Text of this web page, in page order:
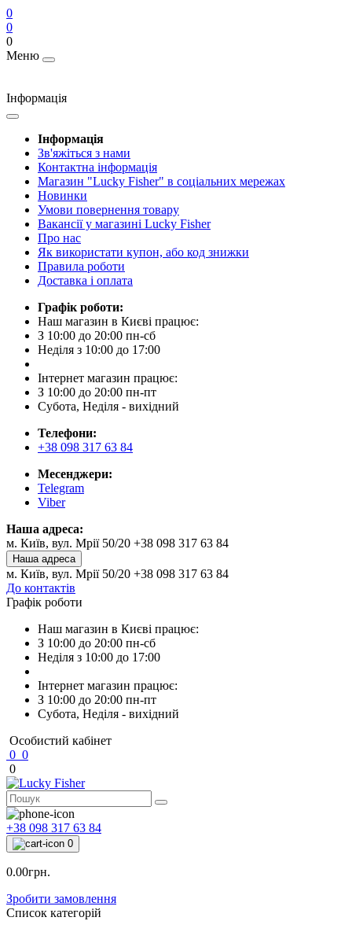
0
0
0
Меню
Інформація
Інформація
Зв'яжіться з нами
Контактна інформація
Магазин "Lucky Fisher" в соціальних мережах
Новинки
Умови повернення товару
Вакансії у магазині Lucky Fisher
Про нас
Як використати купон, або код знижки
Правила роботи
Доставка і оплата
Графік роботи:
Наш магазин в Києві працює:
З 10:00 до 20:00 пн-сб
Неділя з 10:00 до 17:00
Інтернет магазин працює:
З 10:00 до 20:00 пн-пт
Субота, Неділя - вихідний
Телефони:
+38 098 317 63 84
Месенджери:
Telegram
Viber
Наша адреса:
м. Київ, вул. Мрії 50/20 +38 098 317 63 84
Наша адреса
м. Київ, вул. Мрії 50/20 +38 098 317 63 84
До контактів
Графік роботи
Наш магазин в Києві працює:
З 10:00 до 20:00 пн-сб
Неділя з 10:00 до 17:00
Інтернет магазин працює:
З 10:00 до 20:00 пн-пт
Субота, Неділя - вихідний
Особистий кабінет
0 0
0
+38 098 317 63 84
0
0.00грн.
Зробити замовлення
Список категорій